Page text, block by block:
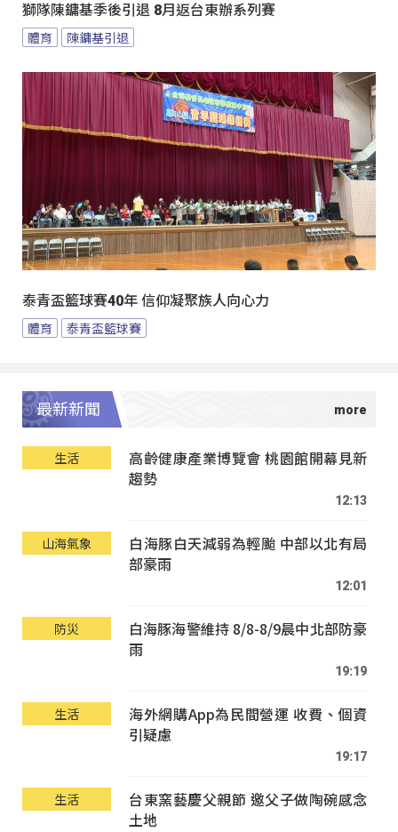
獅隊陳鏞基季後引退 8月返台東辦系列賽
體育 陳鏞基引退
泰青盃籃球賽40年 信仰凝聚族人向心力
體育 泰青盃籃球賽
最新新聞
生活
高齡健康產業博覽會 桃園館開幕見新
趨勢
12:13
山海氣象
白海豚白天減弱為輕颱 中部以北有局
部豪雨
12:01
防災
白海豚海警維持 8/8-8/9晨中北部防豪
雨
19:19
生活
海外網購App為民間營運 收費、個資
引疑慮
19:17
生活
台東窯藝慶父親節 邀父子做陶碗感念
土地